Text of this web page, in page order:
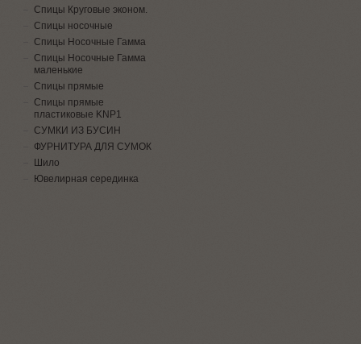
Спицы Круговые эконом.
Спицы носочные
Спицы Носочные Гамма
Спицы Носочные Гамма
маленькие
Спицы прямые
Спицы прямые
пластиковые KNP1
СУМКИ ИЗ БУСИН
ФУРНИТУРА ДЛЯ СУМОК
Шило
Ювелирная серединка